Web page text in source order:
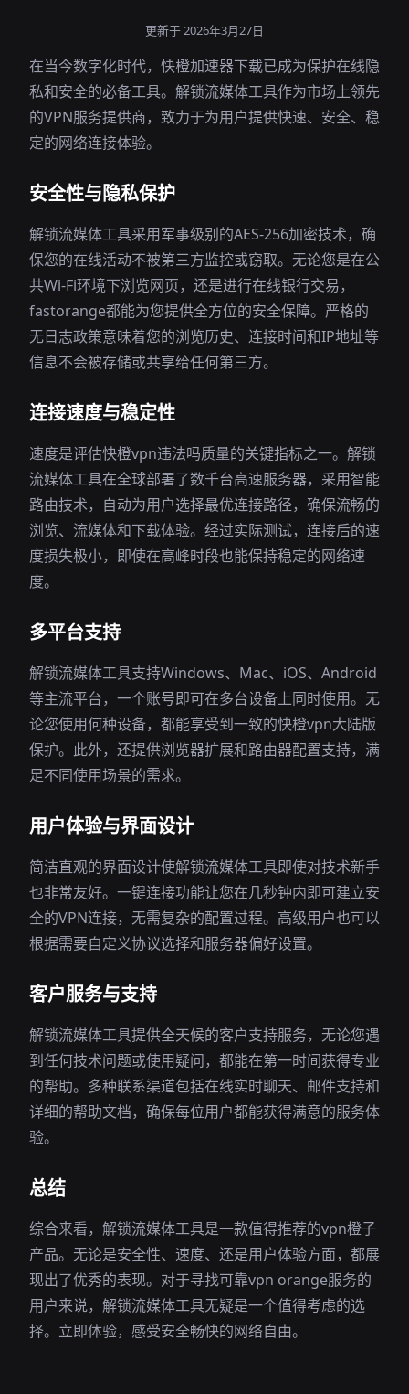
更新于 2026年3月27日
在当今数字化时代，快橙加速器下载已成为保护在线隐
私和安全的必备工具。解锁流媒体工具作为市场上领先
的VPN服务提供商，致力于为用户提供快速、安全、稳
定的网络连接体验。
安全性与隐私保护
解锁流媒体工具采用军事级别的AES-256加密技术，确
保您的在线活动不被第三方监控或窃取。无论您是在公
共Wi-Fi环境下浏览网页，还是进行在线银行交易，
fastorange都能为您提供全方位的安全保障。严格的
无日志政策意味着您的浏览历史、连接时间和IP地址等
信息不会被存储或共享给任何第三方。
连接速度与稳定性
速度是评估快橙vpn违法吗质量的关键指标之一。解锁
流媒体工具在全球部署了数千台高速服务器，采用智能
路由技术，自动为用户选择最优连接路径，确保流畅的
浏览、流媒体和下载体验。经过实际测试，连接后的速
度损失极小，即使在高峰时段也能保持稳定的网络速
度。
多平台支持
解锁流媒体工具支持Windows、Mac、iOS、Android
等主流平台，一个账号即可在多台设备上同时使用。无
论您使用何种设备，都能享受到一致的快橙vpn大陆版
保护。此外，还提供浏览器扩展和路由器配置支持，满
足不同使用场景的需求。
用户体验与界面设计
简洁直观的界面设计使解锁流媒体工具即使对技术新手
也非常友好。一键连接功能让您在几秒钟内即可建立安
全的VPN连接，无需复杂的配置过程。高级用户也可以
根据需要自定义协议选择和服务器偏好设置。
客户服务与支持
解锁流媒体工具提供全天候的客户支持服务，无论您遇
到任何技术问题或使用疑问，都能在第一时间获得专业
的帮助。多种联系渠道包括在线实时聊天、邮件支持和
详细的帮助文档，确保每位用户都能获得满意的服务体
验。
总结
综合来看，解锁流媒体工具是一款值得推荐的vpn橙子
产品。无论是安全性、速度、还是用户体验方面，都展
现出了优秀的表现。对于寻找可靠vpn orange服务的
用户来说，解锁流媒体工具无疑是一个值得考虑的选
择。立即体验，感受安全畅快的网络自由。